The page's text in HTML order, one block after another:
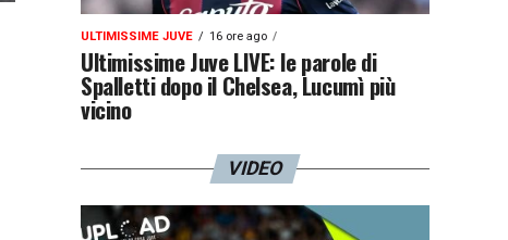
ULTIMISSIME JUVE 16 ore ago
Ultimissime Juve LIVE: le parole di
Spalletti dopo il Chelsea, Lucumì più
vicino
VIDEO